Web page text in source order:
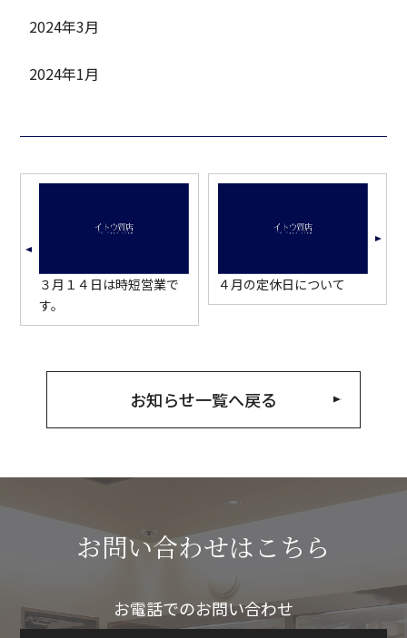
2024年3月
2024年1月
３月１４日は時短営業で
す。
４月の定休日について
お知らせ一覧へ戻る
お問い合わせはこちら
お電話でのお問い合わせ